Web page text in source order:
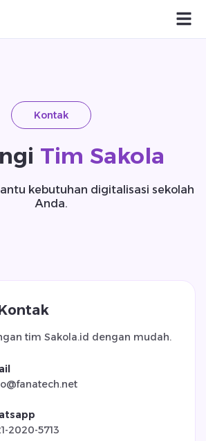
Kontak
Tim Sakola
kebutuhan digitalisasi sekolah
Anda.
tim Sakola.id dengan mudah.
2020-5713